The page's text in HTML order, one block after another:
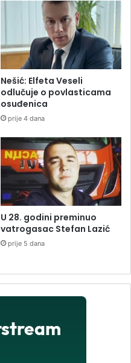
Nešić: Elfeta Veseli
odlučuje o povlasticama
osuđenica
prije 4 dana
U 28. godini preminuo
vatrogasac Stefan Lazić
prije 5 dana